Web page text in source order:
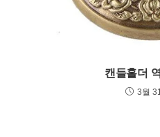
캔들홀더
3월